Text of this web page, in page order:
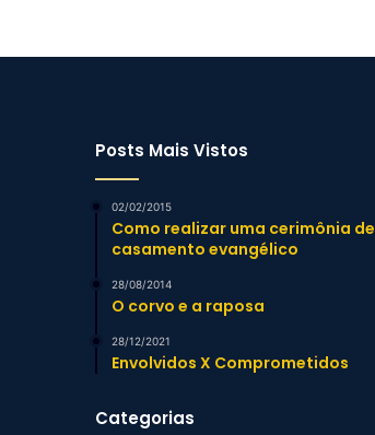
Posts Mais Vistos
02/02/2015
Como realizar uma cerimônia de
casamento evangélico
28/08/2014
O corvo e a raposa
28/12/2021
Envolvidos X Comprometidos
Categorias